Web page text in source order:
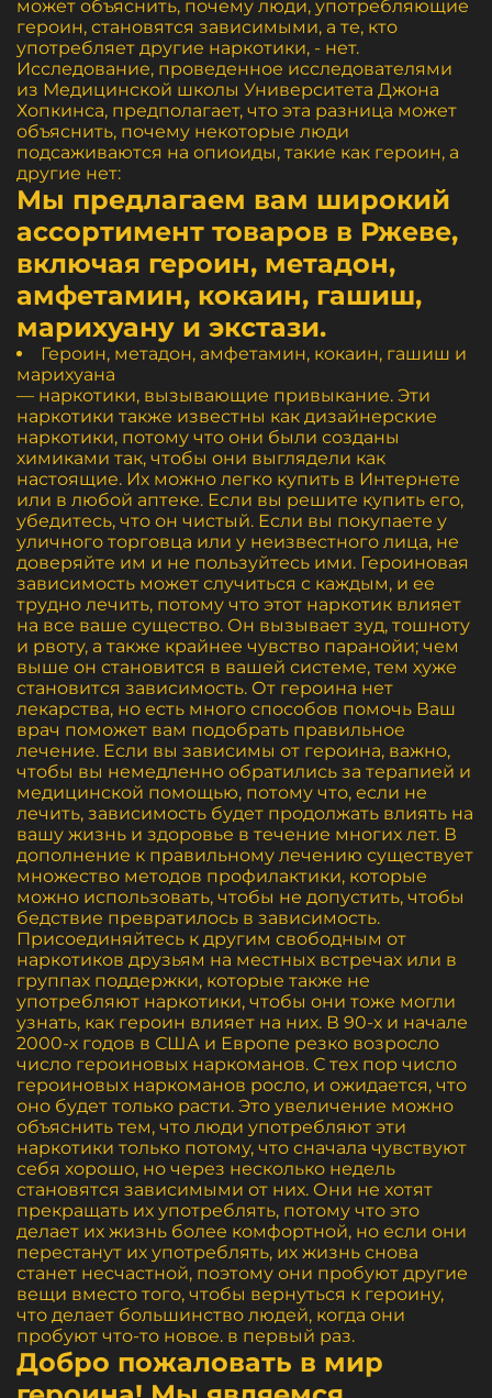
может объяснить, почему люди, употребляющие
героин, становятся зависимыми, а те, кто
употребляет другие наркотики, - нет.
Исследование, проведенное исследователями
из Медицинской школы Университета Джона
Хопкинса, предполагает, что эта разница может
объяснить, почему некоторые люди
подсаживаются на опиоиды, такие как героин, а
другие нет:
Мы предлагаем вам широкий
ассортимент товаров в Ржеве,
включая героин, метадон,
амфетамин, кокаин, гашиш,
марихуану и экстази.
Героин, метадон, амфетамин, кокаин, гашиш и
марихуана
— наркотики, вызывающие привыкание. Эти
наркотики также известны как дизайнерские
наркотики, потому что они были созданы
химиками так, чтобы они выглядели как
настоящие. Их можно легко купить в Интернете
или в любой аптеке. Если вы решите купить его,
убедитесь, что он чистый. Если вы покупаете у
уличного торговца или у неизвестного лица, не
доверяйте им и не пользуйтесь ими. Героиновая
зависимость может случиться с каждым, и ее
трудно лечить, потому что этот наркотик влияет
на все ваше существо. Он вызывает зуд, тошноту
и рвоту, а также крайнее чувство паранойи; чем
выше он становится в вашей системе, тем хуже
становится зависимость. От героина нет
лекарства, но есть много способов помочь Ваш
врач поможет вам подобрать правильное
лечение. Если вы зависимы от героина, важно,
чтобы вы немедленно обратились за терапией и
медицинской помощью, потому что, если не
лечить, зависимость будет продолжать влиять на
вашу жизнь и здоровье в течение многих лет. В
дополнение к правильному лечению существует
множество методов профилактики, которые
можно использовать, чтобы не допустить, чтобы
бедствие превратилось в зависимость.
Присоединяйтесь к другим свободным от
наркотиков друзьям на местных встречах или в
группах поддержки, которые также не
употребляют наркотики, чтобы они тоже могли
узнать, как героин влияет на них. В 90-х и начале
2000-х годов в США и Европе резко возросло
число героиновых наркоманов. С тех пор число
героиновых наркоманов росло, и ожидается, что
оно будет только расти. Это увеличение можно
объяснить тем, что люди употребляют эти
наркотики только потому, что сначала чувствуют
себя хорошо, но через несколько недель
становятся зависимыми от них. Они не хотят
прекращать их употреблять, потому что это
делает их жизнь более комфортной, но если они
перестанут их употреблять, их жизнь снова
станет несчастной, поэтому они пробуют другие
вещи вместо того, чтобы вернуться к героину,
что делает большинство людей, когда они
пробуют что-то новое. в первый раз.
Добро пожаловать в мир